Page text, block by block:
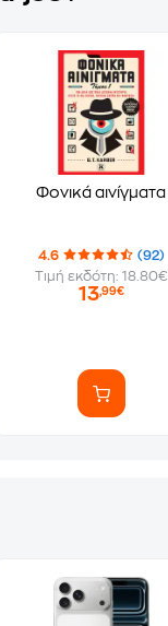
Φονικά αινίγματα
4.6
(92)
Τιμή εκδότη: 18.80€
13,99€